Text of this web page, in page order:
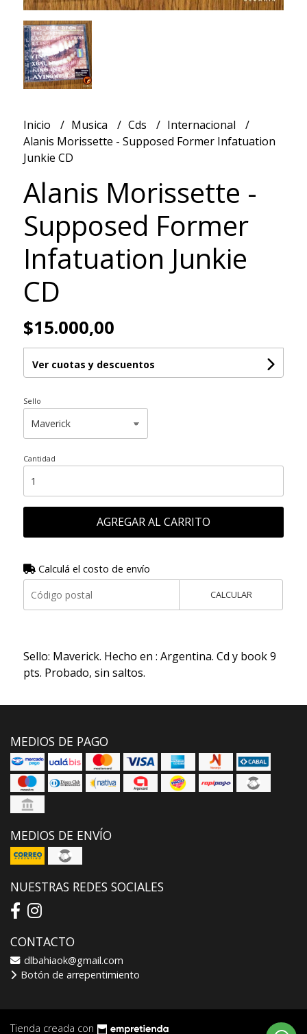
Inicio Musica Cds
Internacional
Alanis Morissette - Supposed Former Infatuation
Junkie CD
Alanis Morissette -
Supposed Former
Infatuation Junkie
CD
$15.000,00
Ver cuotas y descuentos
Sello
Cantidad
AGREGAR AL CARRITO
Calculá el costo de envío
CALCULAR
Sello: Maverick. Hecho en : Argentina. Cd y book 9
pts. Probado, sin saltos.
MEDIOS DE PAGO
MEDIOS DE ENVÍO
NUESTRAS REDES SOCIALES
CONTACTO
dlbahiaok@gmail.com
Botón de arrepentimiento
Tienda creada con